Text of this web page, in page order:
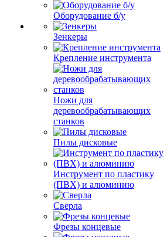
Оборудование б/у
Зенкеры
Крепление инструмента
Ножи для
деревообрабатывающих
станков
Пилы дисковые
Инструмент по пластику
(ПВХ) и алюминию
Сверла
Фрезы концевые